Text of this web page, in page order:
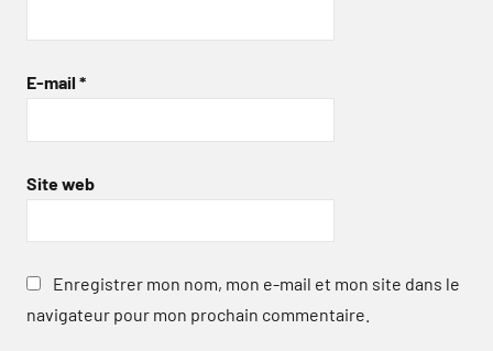
E-mail *
Site web
Enregistrer mon nom, mon e-mail et mon site dans le
navigateur pour mon prochain commentaire.